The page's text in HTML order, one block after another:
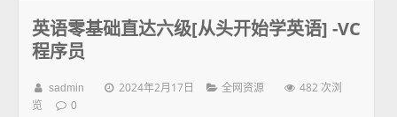
英语零基础直达六级[从头开始学英语] -VC
程序员
sadmin 2024年2月17日 全网资源
482 次浏
览
0